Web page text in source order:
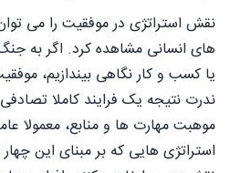
نقش استراتژی در موفقیت را می
های انسانی مشاهده کرد. اگر به
یا کسب و کار نگاهی بیندازیم،
ندرت نتیجه یک فرایند کاملا
موهبت مهارت ها و منابع، معمولا
استراتژی هایی که بر مبنای این